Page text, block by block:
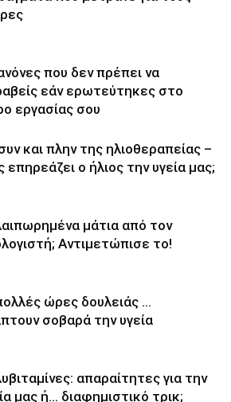
που δεν πρέπει να
εάν ερωτεύτηκες στο
εργασίας σου
και πλην της ηλιοθεραπείας –
επηρεάζει ο ήλιος την υγεία μας;
μάτια από τον
Αντιμετώπισε το!
ώρες δουλειάς …
σοβαρά την υγεία
απαραίτητες για την
μας ή… διαφημιστικό τρικ;